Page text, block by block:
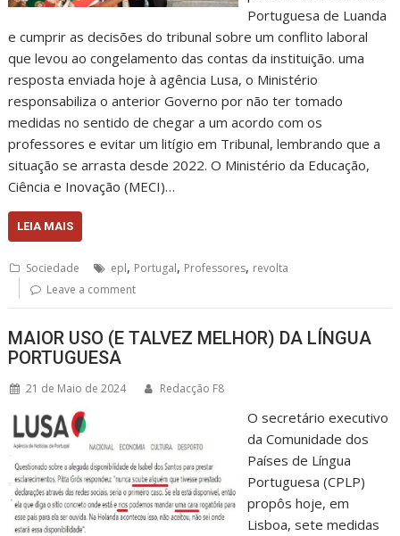
Portuguesa de Luanda
e cumprir as decisões do tribunal sobre um conflito laboral
que levou ao congelamento das contas da instituição. uma
resposta enviada hoje à agência Lusa, o Ministério
responsabiliza o anterior Governo por não ter tomado
medidas no sentido de chegar a um acordo com os
professores e evitar um litígio em Tribunal, lembrando que a
situação se arrasta desde 2022. O Ministério da Educação,
Ciência e Inovação (MECI)…
LEIA MAIS
Sociedade epl, Portugal, Professores, revolta
Leave a comment
MAIOR USO (E TALVEZ MELHOR) DA LÍNGUA
PORTUGUESA
21 de Maio de 2024 Redacção F8
O secretário executivo
da Comunidade dos
Países de Língua
Portuguesa (CPLP)
propôs hoje, em
Lisboa, sete medidas